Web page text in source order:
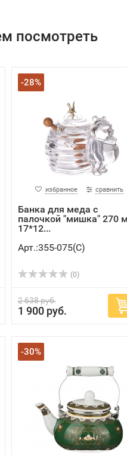
посмотреть
-28%
избранное сравнить
Банка для меда с
палочкой "мишка" 270
17*12...
Арт.:355-075(C)
(0)
2 638 руб.
1 900 руб.
-30%